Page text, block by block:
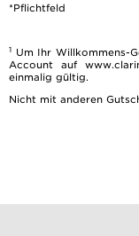
*Pflichtfeld
1 Um Ihr Willkommens-
Account auf
einmalig gültig.
Nicht mit anderen